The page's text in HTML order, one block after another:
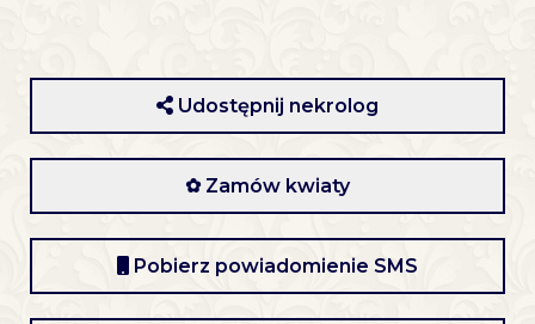
Udostępnij nekrolog
✿ Zamów kwiaty
Pobierz powiadomienie SMS